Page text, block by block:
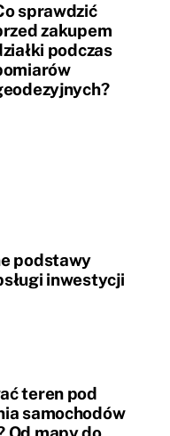
sprawdzić
zakupem
podczas
podstawy
inwestycji
teren pod
samochodów